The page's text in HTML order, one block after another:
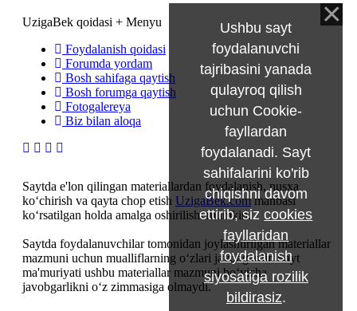
UzigaBek qoidasi + Menyu
Foydalanish qoidasi
Forumda yordam
Bosh sahifaga qaytish
Bosh forumga qaytish
Fotogalereya
Biz bilan aloqa
Saytda e'lon qilingan materiallardan foydalanish, nusxa
ko‘chirish va qayta chop etish UzigaBek.commanbasi
ko‘rsatilgan holda amalga oshirilishi mumkin.
Saytda foydalanuvchilar tomonidan joylashtirilgan materiallar
mazmuni uchun mualliflarning o‘zlari javobgardir. Sayt
ma'muriyati ushbu materiallar mazmuni bo‘yicha
javobgarlikni o‘z zimmasiga olmaydi.
Ushbu sayt
foydalanuvchi
tajribasini yanada
qulayroq qilish
uchun Cookie-
fayllardan
foydalanadi. Sayt
sahifalarini ko'rib
chiqishni davom
ettirib, sizcookies
fayllaridan
foydalanish
siyosatiga rozilik
bildirasiz.